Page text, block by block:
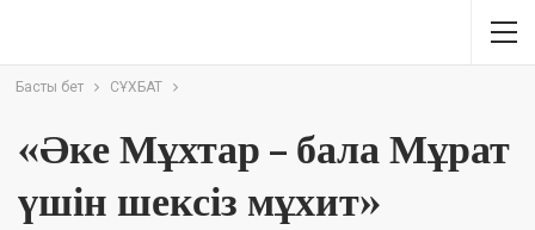
Басты бет СҰХБАТ
«Әке Мұхтар – бала Мұрат
үшін шексіз мұхит»